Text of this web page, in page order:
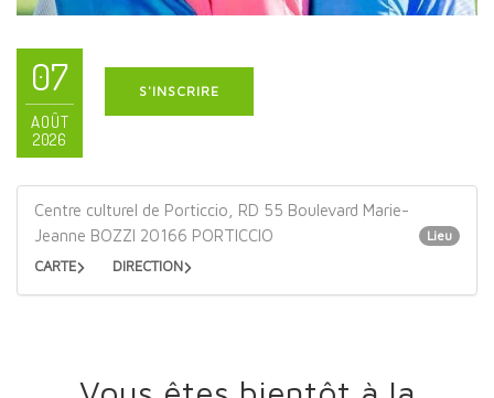
07
AOÛT
2026
S'INSCRIRE
Centre culturel de Porticcio, RD 55 Boulevard Marie-
Jeanne BOZZI 20166 PORTICCIO
Lieu
CARTE DIRECTION